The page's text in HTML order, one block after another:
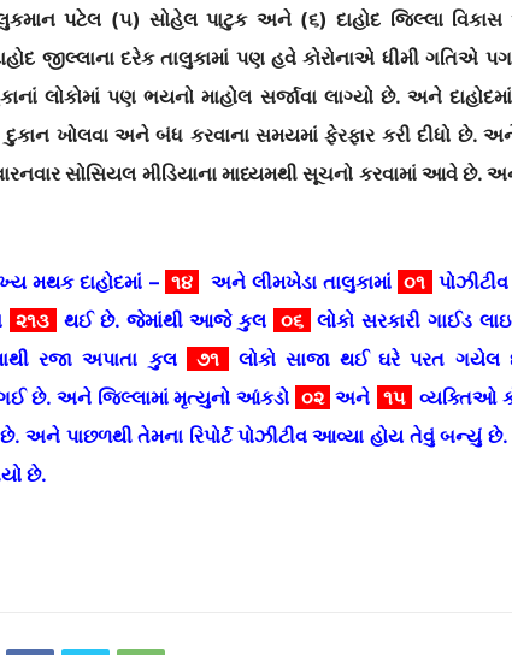
પટેલ (૫) સોહેલ પાટુક અને (૬) દાહોદ જિલ્લા વિકાસ
જીલ્લાના દરેક તાલુકામાં પણ હવે કોરોનાએ ધીમી ગતિએ
લોકોમાં પણ ભયનો માહોલ સર્જાવા લાગ્યો છે. અને
ખોલવા અને બંધ કરવાના સમયમાં ફેરફાર કરી દીધો છે. અને
સોસિયલ મીડિયાના માધ્યમથી સૂચનો કરવામાં આવે છે.
મથક દાહોદમાં – ૧૪ અને લીમખેડા તાલુકામાં ૦૧
૨૧૩ થઈ છે. જેમાંથી આજે કુલ ૦૬ લોકો સરકારી ગાઈડ
રજા અપાતા કુલ ૭૧
લોકો સાજા થઈ ઘરે પરત
છે. અને જિલ્લામાં મૃત્યુનો આંકડો ૦૨ અને ૧૫ વ્યક્તિઓ
અને પાછળથી તેમના રિપોર્ટ પોઝીટીવ આવ્યા હોય તેવું
છે.